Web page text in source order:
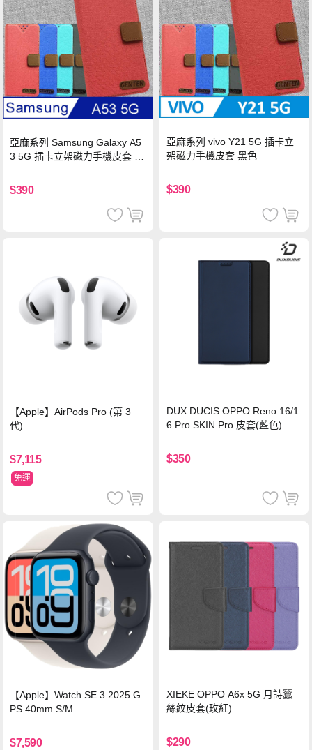
亞麻系列 Samsung Galaxy A5
3 5G 插卡立架磁力手機皮套 藍
$390
亞麻系列 vivo Y21 5G 插卡立
架磁力手機皮套 黑色
$390
【Apple】AirPods Pro (第 3
代)
$7,115
免運
DUX DUCIS OPPO Reno 16/1
6 Pro SKIN Pro 皮套(藍色)
$350
【Apple】Watch SE 3 2025 G
PS 40mm S/M
$7,590
XIEKE OPPO A6x 5G 月詩蠶
絲紋皮套(玫紅)
$290